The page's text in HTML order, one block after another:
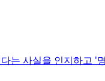
사실을 인지하고